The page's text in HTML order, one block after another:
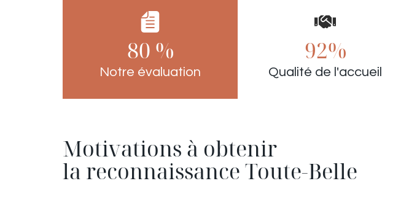
80 %
Notre évaluation
92%
Qualité de l'accueil
Motivations à obtenir
la reconnaissance Toute-Belle